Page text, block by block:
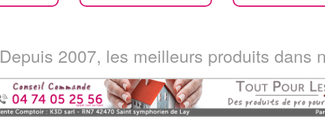
Depuis 2007, les meilleurs produits dans